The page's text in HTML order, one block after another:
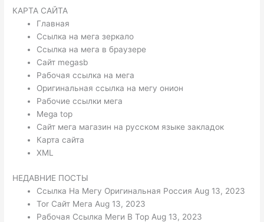
КАРТА САЙТА
Главная
Ссылка на мега зеркало
Ссылка на мега в браузере
Сайт megasb
Рабочая ссылка на мега
Оригинальная ссылка на мегу онион
Рабочие ссылки мега
Mega top
Сайт мега магазин на русском языке закладок
Карта сайта
XML
НЕДАВНИЕ ПОСТЫ
Ссылка На Мегу Оригинальная Россия Aug 13, 2023
Tor Сайт Мега Aug 13, 2023
Рабочая Ссылка Меги В Тор Aug 13, 2023